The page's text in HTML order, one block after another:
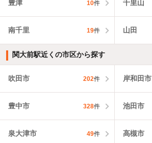
豊津 10件 千里山
南千里 19件 山田
関大前駅近くの市区から探す
吹田市 202件 岸和田市
豊中市 328件 池田市
泉大津市 49件 高槻市